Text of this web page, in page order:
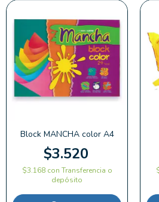
Block MANCHA color A4
$3.520
$3.168 con Transferencia o
depósito